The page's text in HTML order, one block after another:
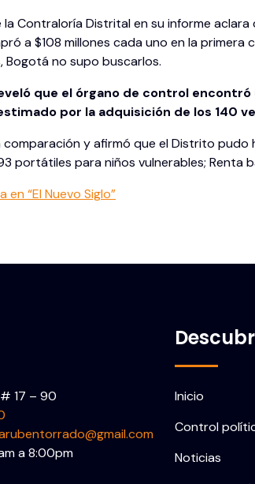
Contraloría Distrital en su informe
a $108 millones cada uno en la
Bogotá no supo buscarlos.
que el órgano de control
por la adquisición de los 140
comparación y afirmó que el Distrito pudo
portátiles para niños vulnerables; Renta
“El Nuevo Siglo”
17 – 90
a 8:00pm
Inicio
Control
Noticias